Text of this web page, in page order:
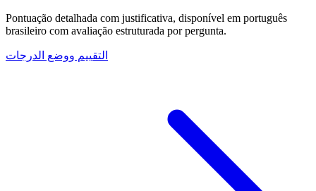
Pontuação detalhada com justificativa, disponível em português
brasileiro com avaliação estruturada por pergunta.
التقييم ووضع الدرجات